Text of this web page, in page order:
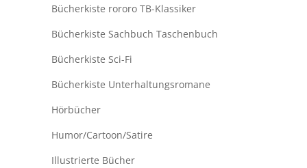
Bücherkiste rororo TB-Klassiker
Bücherkiste Sachbuch Taschenbuch
Bücherkiste Sci-Fi
Bücherkiste Unterhaltungsromane
Hörbücher
Humor/Cartoon/Satire
Illustrierte Bücher